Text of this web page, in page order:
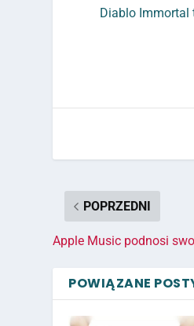
Diablo Immortal
POPRZEDNI
Apple Music podnosi
POWIĄZANE